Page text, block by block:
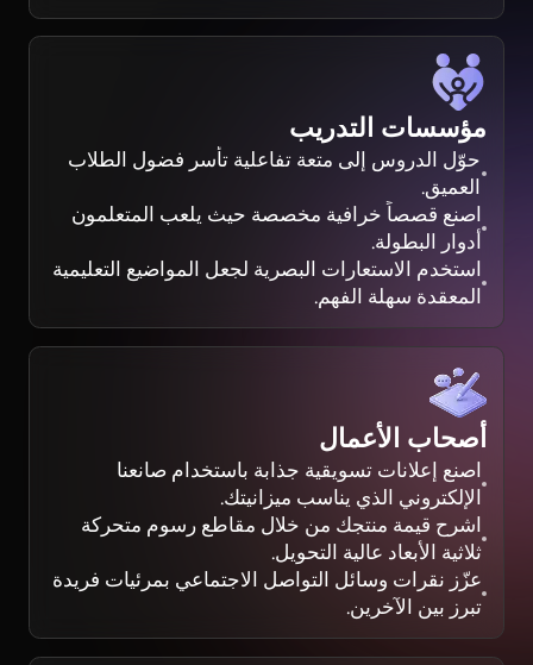
مؤسسات التدريب
حوّل الدروس إلى متعة تفاعلية تأسر فضول الطلاب
العميق.
اصنع قصصاً خرافية مخصصة حيث يلعب المتعلمون
أدوار البطولة.
استخدم الاستعارات البصرية لجعل المواضيع التعليمية
المعقدة سهلة الفهم.
أصحاب الأعمال
اصنع إعلانات تسويقية جذابة باستخدام صانعنا
الإلكتروني الذي يناسب ميزانيتك.
اشرح قيمة منتجك من خلال مقاطع رسوم متحركة
ثلاثية الأبعاد عالية التحويل.
عزّز نقرات وسائل التواصل الاجتماعي بمرئيات فريدة
تبرز بين الآخرين.